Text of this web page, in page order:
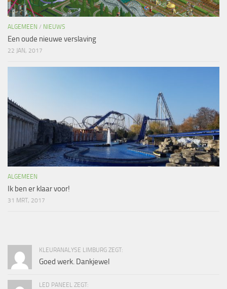
ALGEMEEN / NIEUWS
Een oude nieuwe verslaving
22 JAN, 2017
ALGEMEEN
Ik ben er klaar voor!
31 MRT, 2017
KLEURANALYSE LIMBURG ZEGT:
Goed werk. Dankjewel
LED PANEEL ZEGT: